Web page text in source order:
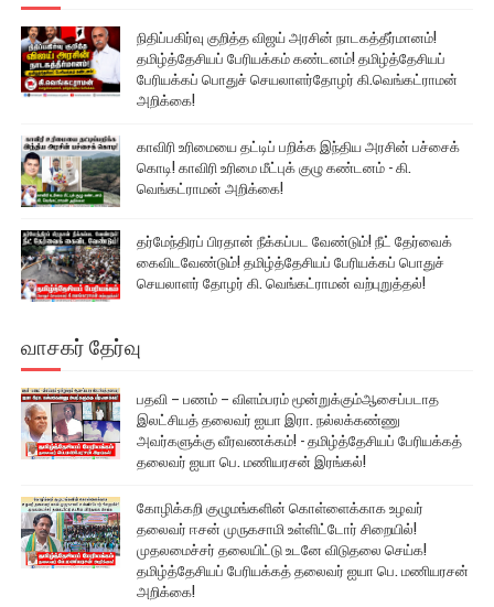
நிதிப்பகிர்வு குறித்த விஜய் அரசின் நாடகத்தீர்மானம்!
தமிழ்த்தேசியப் பேரியக்கம் கண்டனம்! தமிழ்த்தேசியப்
பேரியக்கப் பொதுச் செயலாளர்தோழர் கி.வெங்கட்ராமன்
அறிக்கை!
காவிரி உரிமையை தட்டிப் பறிக்க இந்திய அரசின் பச்சைக்
கொடி! காவிரி உரிமை மீட்புக் குழு கண்டனம் - கி.
வெங்கட்ராமன் அறிக்கை!
தர்மேந்திரப் பிரதான் நீக்கப்பட வேண்டும்! நீட் தேர்வைக்
கைவிடவேண்டும்! தமிழ்த்தேசியப் பேரியக்கப் பொதுச்
செயலாளர் தோழர் கி. வெங்கட்ராமன் வற்புறுத்தல்!
வாசகர் தேர்வு
பதவி – பணம் – விளம்பரம் மூன்றுக்கும்ஆசைப்படாத
இலட்சியத் தலைவர் ஐயா இரா. நல்லக்கண்ணு
அவர்களுக்கு வீரவணக்கம்! - தமிழ்த்தேசியப் பேரியக்கத்
தலைவர் ஐயா பெ. மணியரசன் இரங்கல்!
கோழிக்கறி குழுமங்களின் கொள்ளைக்காக உழவர்
தலைவர் ஈசன் முருகசாமி உள்ளிட்டோர் சிறையில்!
முதலமைச்சர் தலையிட்டு உடனே விடுதலை செய்க!
தமிழ்த்தேசியப் பேரியக்கத் தலைவர் ஐயா பெ. மணியரசன்
அறிக்கை!